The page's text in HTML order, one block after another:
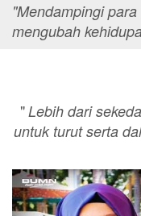
"Mendampingi
mengubah
"Lebih dari
untuk turut serta